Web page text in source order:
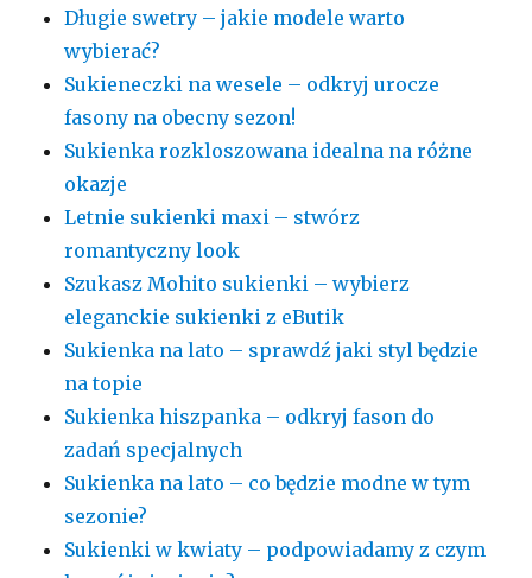
Długie swetry – jakie modele warto
wybierać?
Sukieneczki na wesele – odkryj urocze
fasony na obecny sezon!
Sukienka rozkloszowana idealna na różne
okazje
Letnie sukienki maxi – stwórz
romantyczny look
Szukasz Mohito sukienki – wybierz
eleganckie sukienki z eButik
Sukienka na lato – sprawdź jaki styl będzie
na topie
Sukienka hiszpanka – odkryj fason do
zadań specjalnych
Sukienka na lato – co będzie modne w tym
sezonie?
Sukienki w kwiaty – podpowiadamy z czym